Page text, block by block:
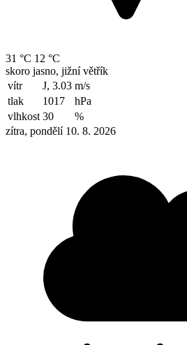
31 °C 12 °C
skoro jasno, jižní větřík
vítr
J, 3.03 m/s
tlak
1017
hPa
vlhkost 30
%
zítra, pondělí 10. 8. 2026